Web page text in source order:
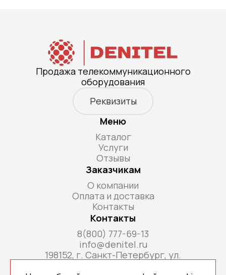
Продажа телекоммуникационного
оборудования
Реквизиты
Меню
Каталог
Услуги
Отзывы
Заказчикам
О компании
Оплата и доставка
Контакты
Контакты
8(800) 777-69-13
info@denitel.ru
198152, г. Санкт-Петербург, ул.